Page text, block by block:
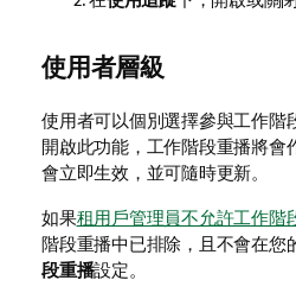
使用者層級
使用者可以個別選擇參與工作階
開啟此功能，工作階段重播將會
會立即生效，並可隨時更新。
如果租用戶管理員不允許工作階
階段重播中已排除，且不會在您
段重播設定。